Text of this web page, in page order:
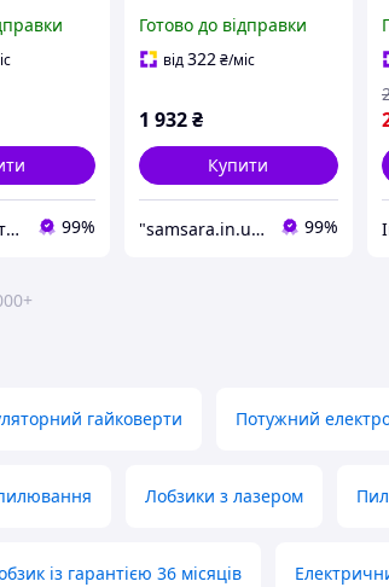
для
Мастерок Інтернет магазин для кожного 99%
Електролобзик на
акумуляторі
Готово до відправки
від322 ₴/міс
1 932 ₴
Купити
"samsara.in.ua": Інтернет-магазин інструментів, садової та побутової техніки 99%
гайковерти Потужний
Лобзики з лазером
із гарантією 36 місяців